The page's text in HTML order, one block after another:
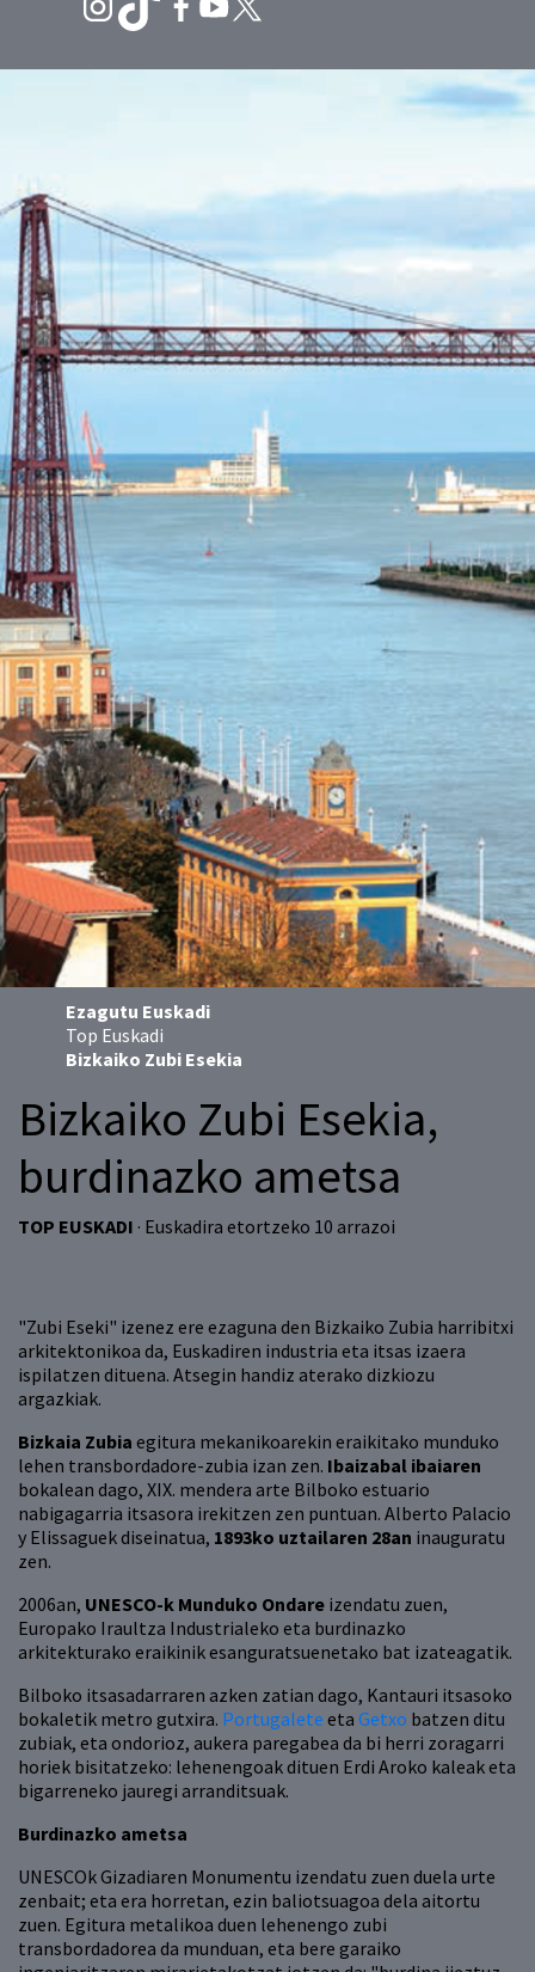
Ezagutu Euskadi
Top Euskadi
Bizkaiko Zubi Esekia
Bizkaiko Zubi Esekia,
burdinazko ametsa
TOP EUSKADI · Euskadira etortzeko 10 arrazoi
"Zubi Eseki" izenez ere ezaguna den Bizkaiko Zubia harribitxi
arkitektonikoa da, Euskadiren industria eta itsas izaera
ispilatzen dituena. Atsegin handiz aterako dizkiozu
argazkiak.
Bizkaia Zubia egitura mekanikoarekin eraikitako munduko
lehen transbordadore-zubia izan zen. Ibaizabal ibaiaren
bokalean dago, XIX. mendera arte Bilboko estuario
nabigagarria itsasora irekitzen zen puntuan. Alberto Palacio
y Elissaguek diseinatua, 1893ko uztailaren 28an inauguratu
zen.
2006an, UNESCO-k Munduko Ondare izendatu zuen,
Europako Iraultza Industrialeko eta burdinazko
arkitekturako eraikinik esanguratsuenetako bat izateagatik.
Bilboko itsasadarraren azken zatian dago, Kantauri itsasoko
bokaletik metro gutxira. Portugalete eta Getxo batzen ditu
zubiak, eta ondorioz, aukera paregabea da bi herri zoragarri
horiek bisitatzeko: lehenengoak dituen Erdi Aroko kaleak eta
bigarreneko jauregi arranditsuak.
Burdinazko ametsa
UNESCOk Gizadiaren Monumentu izendatu zuen duela urte
zenbait; eta era horretan, ezin baliotsuagoa dela aitortu
zuen. Egitura metalikoa duen lehenengo zubi
transbordadorea da munduan, eta bere garaiko